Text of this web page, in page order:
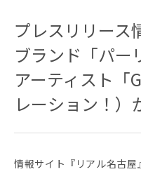
プレスリリース
ブランド「パー
アーティスト「
レーション！）
情報サイト『リアル名古屋